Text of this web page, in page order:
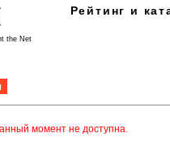
Рейтинг и
the Net
момент не доступна.